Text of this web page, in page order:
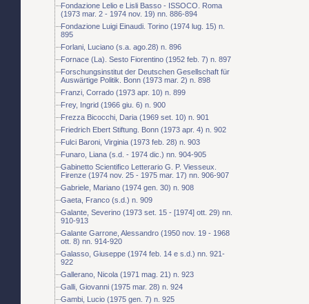
Fondazione Lelio e Lisli Basso - ISSOCO. Roma
(1973 mar. 2 - 1974 nov. 19) nn. 886-894
Fondazione Luigi Einaudi. Torino (1974 lug. 15) n.
895
Forlani, Luciano (s.a. ago.28) n. 896
Fornace (La). Sesto Fiorentino (1952 feb. 7) n. 897
Forschungsinstitut der Deutschen Gesellschaft für
Auswärtige Politik. Bonn (1973 mar. 2) n. 898
Franzi, Corrado (1973 apr. 10) n. 899
Frey, Ingrid (1966 giu. 6) n. 900
Frezza Bicocchi, Daria (1969 set. 10) n. 901
Friedrich Ebert Stiftung. Bonn (1973 apr. 4) n. 902
Fulci Baroni, Virginia (1973 feb. 28) n. 903
Funaro, Liana (s.d. - 1974 dic.) nn. 904-905
Gabinetto Scientifico Letterario G. P. Viesseux.
Firenze (1974 nov. 25 - 1975 mar. 17) nn. 906-907
Gabriele, Mariano (1974 gen. 30) n. 908
Gaeta, Franco (s.d.) n. 909
Galante, Severino (1973 set. 15 - [1974] ott. 29) nn.
910-913
Galante Garrone, Alessandro (1950 nov. 19 - 1968
ott. 8) nn. 914-920
Galasso, Giuseppe (1974 feb. 14 e s.d.) nn. 921-
922
Gallerano, Nicola (1971 mag. 21) n. 923
Galli, Giovanni (1975 mar. 28) n. 924
Gambi, Lucio (1975 gen. 7) n. 925